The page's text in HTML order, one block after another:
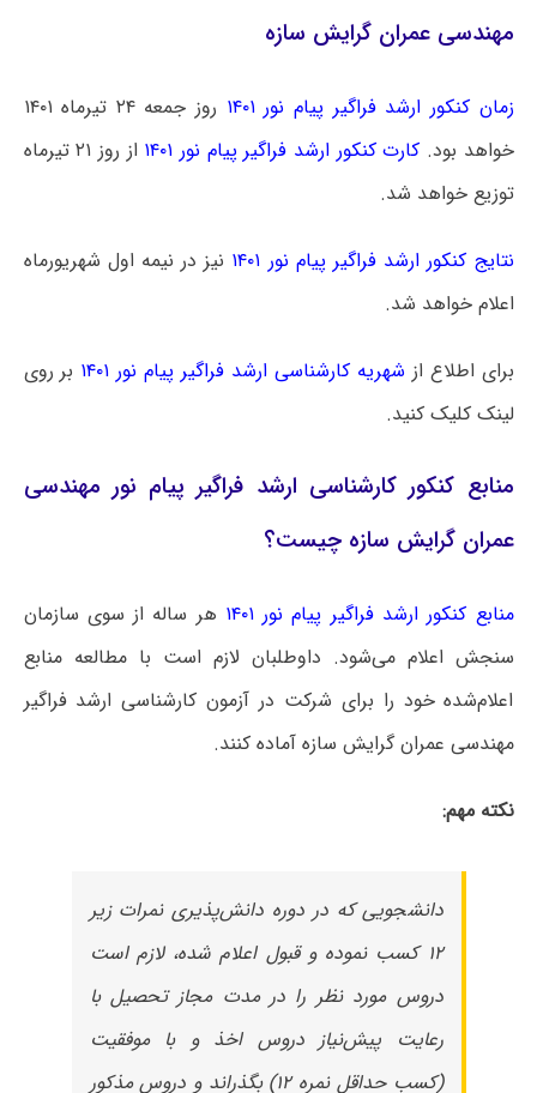
مهندسی عمران گرایش سازه
زمان کنکور ارشد فراگیر پیام نور ۱۴۰۱
روز جمعه ۲۴ تیرماه ۱۴۰۱
خواهد بود. کارت کنکور ارشد فراگیر پیام نور ۱۴۰۱
از روز ۲۱ تیرماه
توزیع خواهد شد.
نتایج کنکور ارشد فراگیر پیام نور ۱۴۰۱
نیز در نیمه اول شهریورماه
اعلام خواهد شد.
برای اطلاع از شهریه کارشناسی ارشد فراگیر پیام نور ۱۴۰۱
بر روی
لینک کلیک کنید.
منابع کنکور کارشناسی ارشد فراگیر پیام نور مهندسی
عمران گرایش سازه چیست؟
منابع کنکور ارشد فراگیر پیام نور ۱۴۰۱
هر ساله از سوی سازمان
سنجش اعلام می‌شود. داوطلبان لازم است با مطالعه منابع
اعلام‌شده خود را برای شرکت در آزمون کارشناسی ارشد فراگیر
مهندسی عمران گرایش سازه آماده کنند.
نکته مهم:
دانشجویی که در دوره دانش‌پذیری نمرات زیر
۱۲ کسب نموده و قبول اعلام شده، لازم است
دروس مورد نظر را در مدت مجاز تحصیل با
رعایت پیش‌نیاز دروس اخذ و با موفقیت
(کسب حداقل نمره ۱۲) بگذراند و دروس مذکور